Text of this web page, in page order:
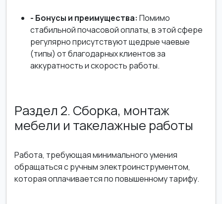
- Бонусы и преимущества: Помимо
стабильной почасовой оплаты, в этой сфере
регулярно присутствуют щедрые чаевые
(типы) от благодарных клиентов за
аккуратность и скорость работы.
Раздел 2. Сборка, монтаж
мебели и такелажные работы
Работа, требующая минимального умения
обращаться с ручным электроинструментом,
которая оплачивается по повышенному тарифу.